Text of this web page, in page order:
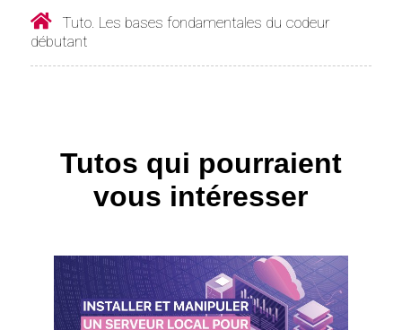
Tuto. Les bases fondamentales du codeur
débutant
Tutos qui pourraient
vous intéresser